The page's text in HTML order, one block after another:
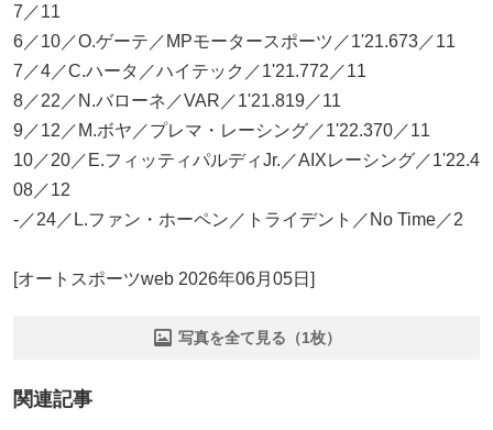
7／11
6／10／O.ゲーテ／MPモータースポーツ／1'21.673／11
7／4／C.ハータ／ハイテック／1'21.772／11
8／22／N.バローネ／VAR／1'21.819／11
9／12／M.ボヤ／プレマ・レーシング／1'22.370／11
10／20／E.フィッティパルディJr.／AIXレーシング／1'22.4
08／12
-／24／L.ファン・ホーペン／トライデント／No Time／2
[オートスポーツweb 2026年06月05日]
写真を全て見る（1枚）
関連記事